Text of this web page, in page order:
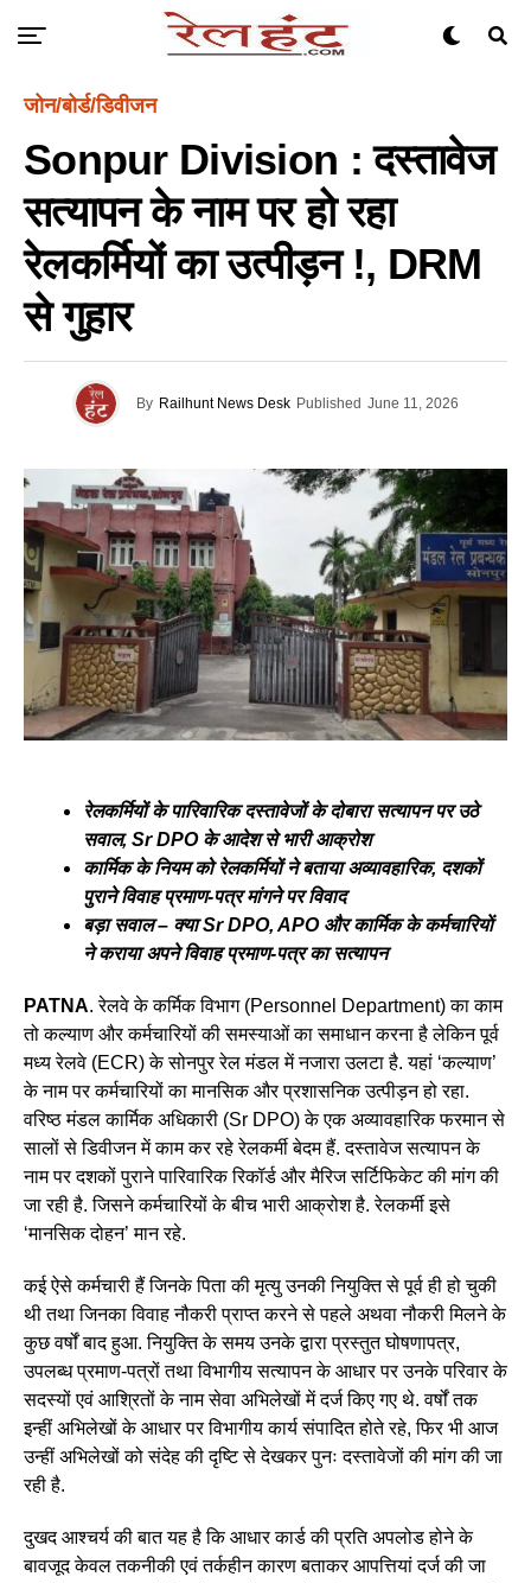
जोन/बोर्ड/डिवीजन
Sonpur Division : दस्तावेज
सत्यापन के नाम पर हो रहा
रेलकर्मियों का उत्पीड़न !, DRM
से गुहार
By Railhunt News Desk Published June 11, 2026
रेलकर्मियों के पारिवारिक दस्तावेजों के दोबारा सत्यापन पर उठे
सवाल, Sr DPO के आदेश से भारी आक्रोश
कार्मिक के नियम को रेलकर्मियों ने बताया अव्यावहारिक, दशकों
पुराने विवाह प्रमाण-पत्र मांगने पर विवाद
बड़ा सवाल – क्या Sr DPO, APO और कार्मिक के कर्मचारियाें
ने कराया अपने विवाह प्रमाण-पत्र का सत्यापन
PATNA. रेलवे के कर्मिक विभाग (Personnel Department) का काम
तो कल्याण और कर्मचारियों की समस्याओं का समाधान करना है लेकिन पूर्व
मध्य रेलवे (ECR) के सोनपुर रेल मंडल में नजारा उलटा है. यहां ‘कल्याण’
के नाम पर कर्मचारियों का मानसिक और प्रशासनिक उत्पीड़न हो रहा.
वरिष्ठ मंडल कार्मिक अधिकारी (Sr DPO) के एक अव्यावहारिक फरमान से
सालों से डिवीजन में काम कर रहे रेलकर्मी बेदम हैं. दस्तावेज सत्यापन के
नाम पर दशकों पुराने पारिवारिक रिकॉर्ड और मैरिज सर्टिफिकेट की मांग की
जा रही है. जिसने कर्मचारियों के बीच भारी आक्रोश है. रेलकर्मी इसे
‘मानसिक दोहन’ मान रहे.
कई ऐसे कर्मचारी हैं जिनके पिता की मृत्यु उनकी नियुक्ति से पूर्व ही हो चुकी
थी तथा जिनका विवाह नौकरी प्राप्त करने से पहले अथवा नौकरी मिलने के
कुछ वर्षों बाद हुआ. नियुक्ति के समय उनके द्वारा प्रस्तुत घोषणापत्र,
उपलब्ध प्रमाण-पत्रों तथा विभागीय सत्यापन के आधार पर उनके परिवार के
सदस्यों एवं आश्रितों के नाम सेवा अभिलेखों में दर्ज किए गए थे. वर्षों तक
इन्हीं अभिलेखों के आधार पर विभागीय कार्य संपादित होते रहे, फिर भी आज
उन्हीं अभिलेखों को संदेह की दृष्टि से देखकर पुनः दस्तावेजों की मांग की जा
रही है.
दुखद आश्चर्य की बात यह है कि आधार कार्ड की प्रति अपलोड होने के
बावजूद केवल तकनीकी एवं तर्कहीन कारण बताकर आपत्तियां दर्ज की जा